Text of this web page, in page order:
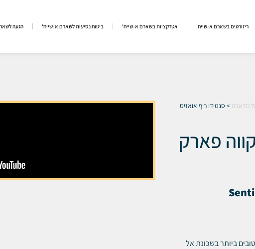
ריזורטים בשארם א-שייח' אטרקציות בשארם א-שייח' ביטוח נסיעות לשארם א-שייח' הגעה
הדאבה > סנטידו ריף אואזיס
פארק
ביותר בשכונת אל